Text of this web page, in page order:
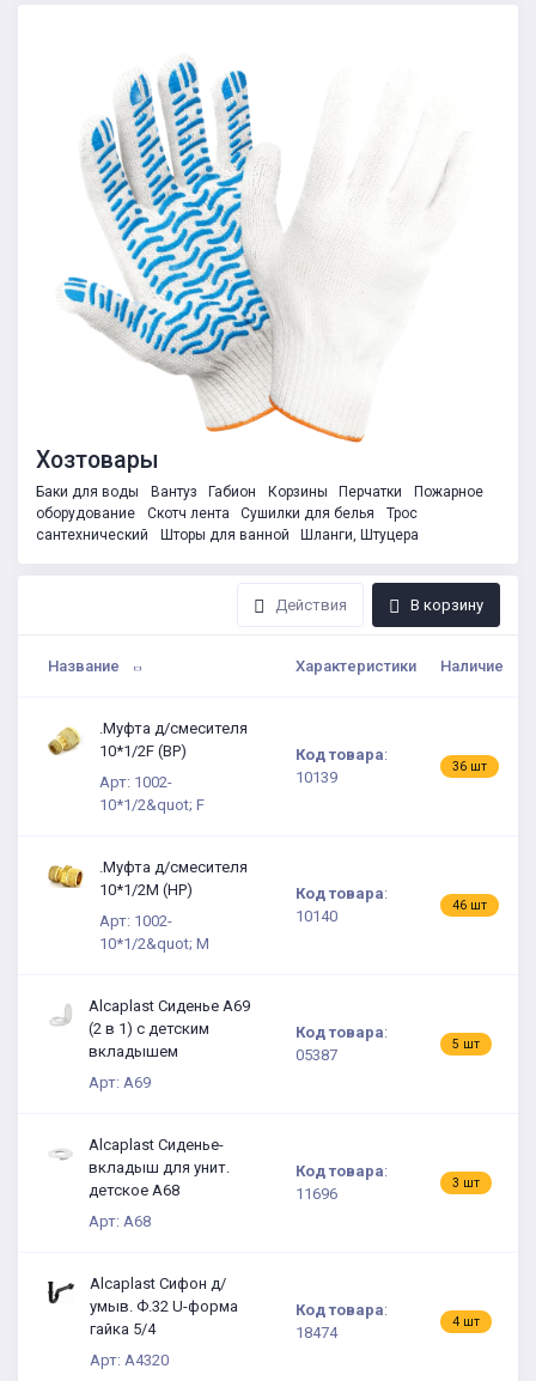
Хозтовары
Баки для воды Вантуз Габион Корзины Перчатки
Пожарное
оборудование
Скотч лента Сушилки для белья
Трос
сантехнический
Шторы для ванной Шланги, Штуцера
Действия В корзину
Название Характеристики Наличие
.Муфта д/смесителя
10*1/2F (ВР)
Арт: 1002-
10*1/2&quot; F
Код товара:
10139
36 шт
.Муфта д/смесителя
10*1/2M (НР)
Арт: 1002-
10*1/2&quot; M
Код товара:
10140
46 шт
Alcaplast Сиденье A69
(2 в 1) с детским
вкладышем
Арт: A69
Код товара:
05387
5 шт
Alcaplast Сиденье-
вкладыш для унит.
детское A68
Арт: A68
Код товара:
11696
3 шт
Alcaplast Сифон д/
умыв. Ф.32 U-форма
гайка 5/4
Арт: A4320
Код товара:
18474
4 шт